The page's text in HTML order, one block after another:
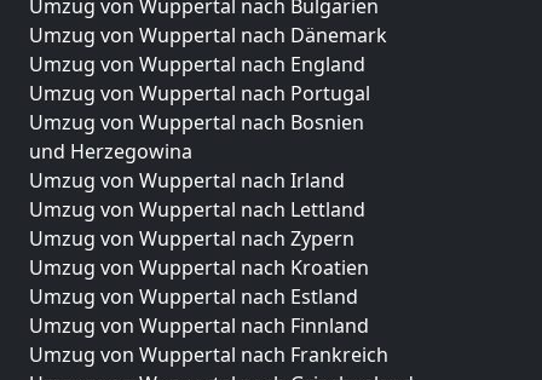
Umzug von Wuppertal nach Bulgarien
Umzug von Wuppertal nach Dänemark
Umzug von Wuppertal nach England
Umzug von Wuppertal nach Portugal
Umzug von Wuppertal nach Bosnien
und Herzegowina
Umzug von Wuppertal nach Irland
Umzug von Wuppertal nach Lettland
Umzug von Wuppertal nach Zypern
Umzug von Wuppertal nach Kroatien
Umzug von Wuppertal nach Estland
Umzug von Wuppertal nach Finnland
Umzug von Wuppertal nach Frankreich